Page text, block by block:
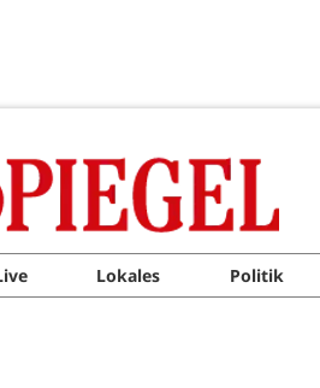
Lokales Politik